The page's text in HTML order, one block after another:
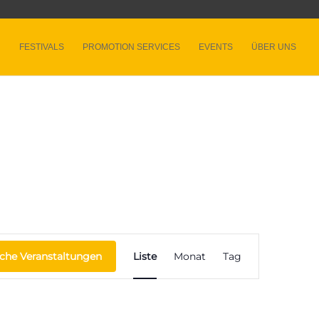
FESTIVALS PROMOTION SERVICES EVENTS ÜBER UNS
Veranstaltungen
Ansichten-
Liste Monat Tag